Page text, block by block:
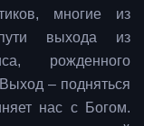
многие из
выхода из
рожденного
– подняться
нас с Богом.